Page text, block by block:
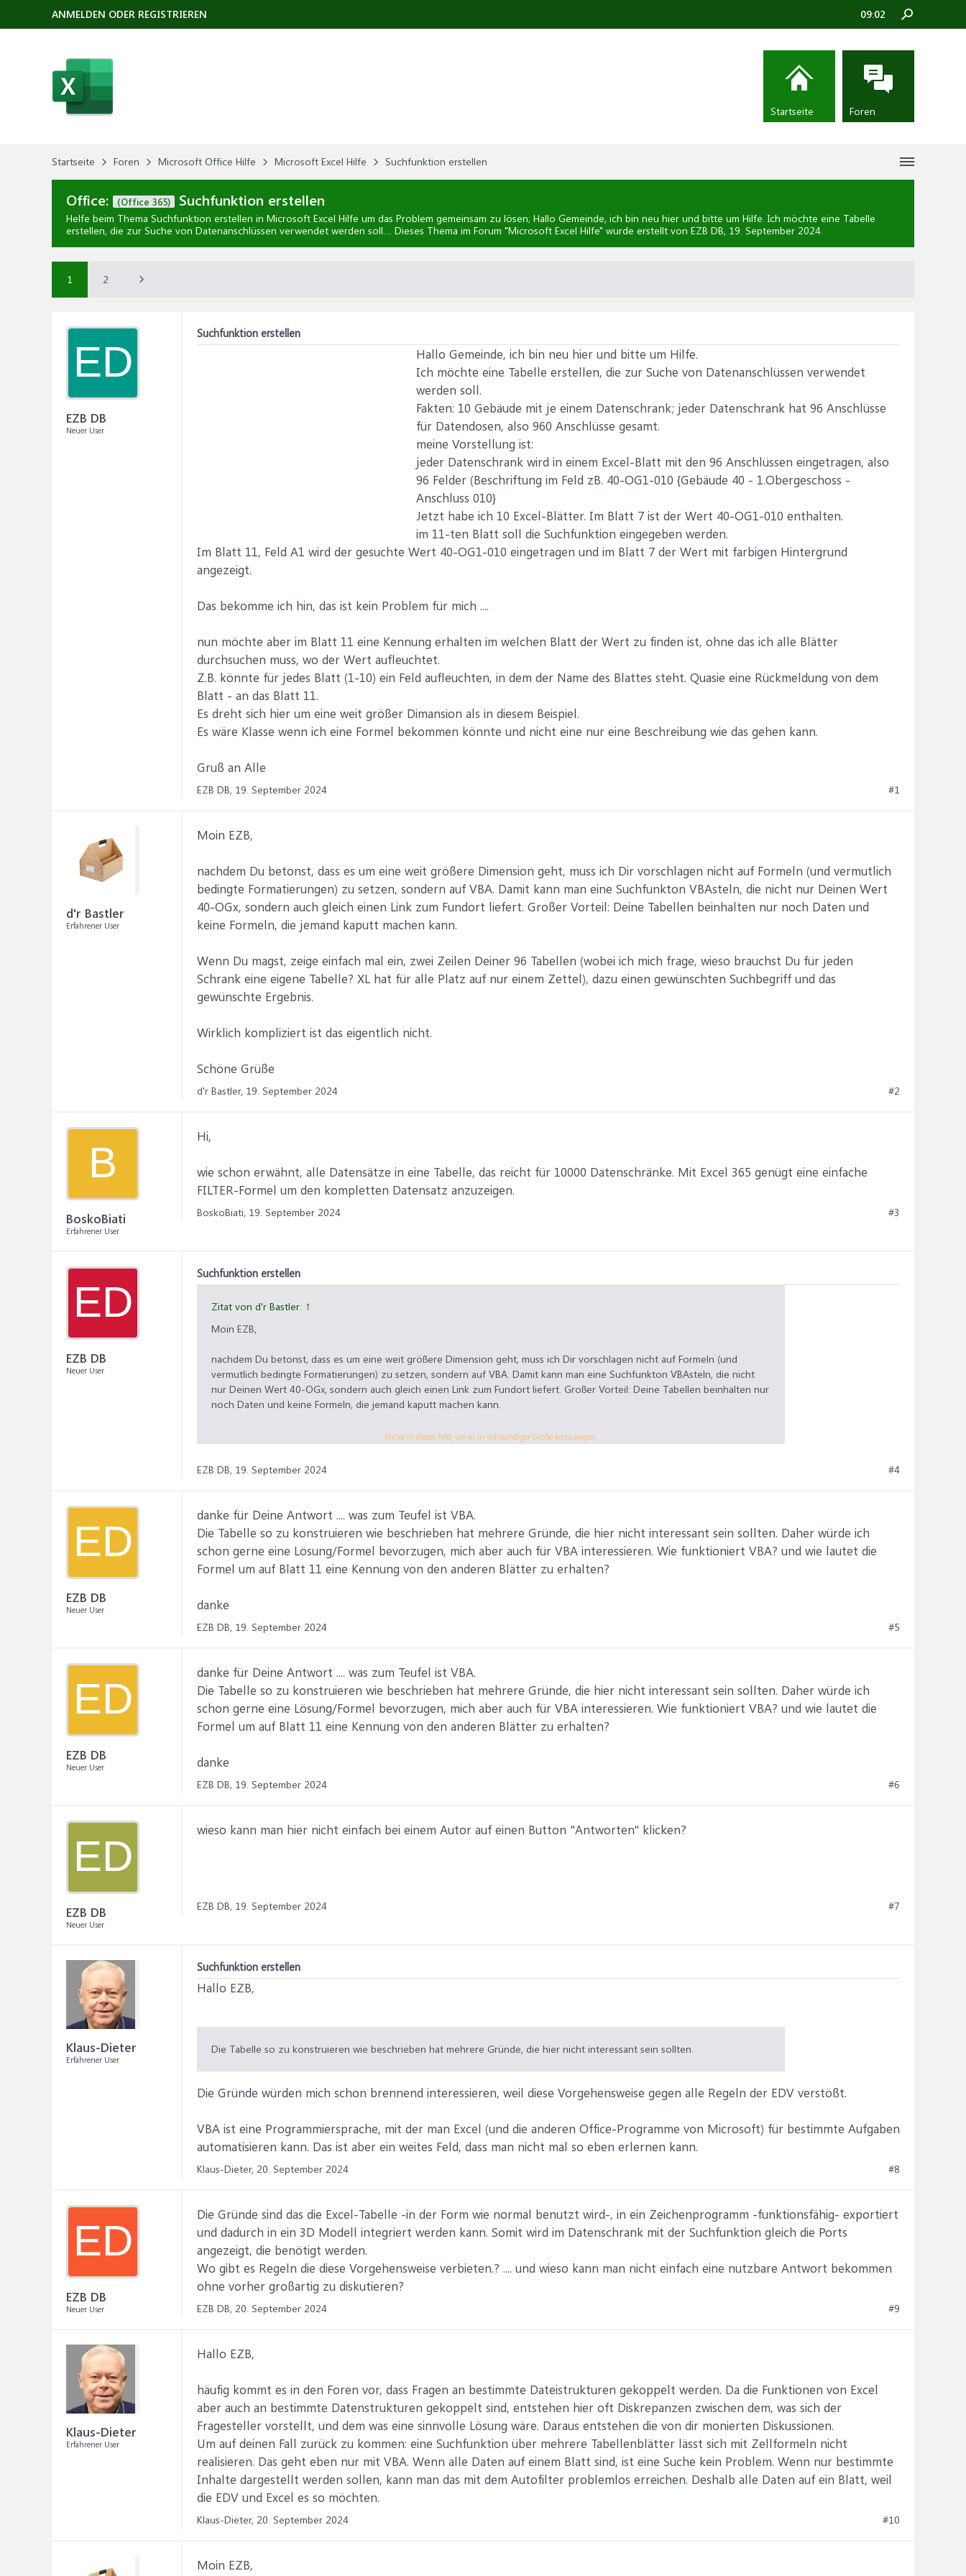
Startseite Foren Microsoft Office Hilfe Microsoft Excel Hilfe Suchfunktion erstellen
Office: (Office 365) Suchfunktion erstellen
Helfe beim Thema Suchfunktion erstellen in Microsoft Excel Hilfe um das Problem gemeinsam zu lösen; Hallo Gemeinde, ich bin neu hier und bitte um Hilfe. Ich möchte eine Tabelle
erstellen, die zur Suche von Datenanschlüssen verwendet werden soll.... Dieses Thema im Forum "Microsoft Excel Hilfe" wurde erstellt von EZB DB, 19. September 2024.
1 2
ED
EZB DB
Neuer User
Suchfunktion erstellen
Hallo Gemeinde, ich bin neu hier und bitte um Hilfe.
Ich möchte eine Tabelle erstellen, die zur Suche von Datenanschlüssen verwendet
werden soll.
Fakten: 10 Gebäude mit je einem Datenschrank; jeder Datenschrank hat 96 Anschlüsse
für Datendosen, also 960 Anschlüsse gesamt.
meine Vorstellung ist:
jeder Datenschrank wird in einem Excel-Blatt mit den 96 Anschlüssen eingetragen, also
96 Felder (Beschriftung im Feld zB. 40-OG1-010 {Gebäude 40 - 1.Obergeschoss -
Anschluss 010}
Jetzt habe ich 10 Excel-Blätter. Im Blatt 7 ist der Wert 40-OG1-010 enthalten.
im 11-ten Blatt soll die Suchfunktion eingegeben werden.
Im Blatt 11, Feld A1 wird der gesuchte Wert 40-OG1-010 eingetragen und im Blatt 7 der Wert mit farbigen Hintergrund
angezeigt.
Das bekomme ich hin, das ist kein Problem für mich ....
nun möchte aber im Blatt 11 eine Kennung erhalten im welchen Blatt der Wert zu finden ist, ohne das ich alle Blätter
durchsuchen muss, wo der Wert aufleuchtet.
Z.B. könnte für jedes Blatt (1-10) ein Feld aufleuchten, in dem der Name des Blattes steht. Quasie eine Rückmeldung von dem
Blatt - an das Blatt 11.
Es dreht sich hier um eine weit größer Dimansion als in diesem Beispiel.
Es wäre Klasse wenn ich eine Formel bekommen könnte und nicht eine nur eine Beschreibung wie das gehen kann.
Gruß an Alle
EZB DB, 19. September 2024 #1
d'r Bastler
Erfahrener User
Moin EZB,
nachdem Du betonst, dass es um eine weit größere Dimension geht, muss ich Dir vorschlagen nicht auf Formeln (und vermutlich
bedingte Formatierungen) zu setzen, sondern auf VBA. Damit kann man eine Suchfunkton VBAsteln, die nicht nur Deinen Wert
40-OGx, sondern auch gleich einen Link zum Fundort liefert. Großer Vorteil: Deine Tabellen beinhalten nur noch Daten und
keine Formeln, die jemand kaputt machen kann.
Wenn Du magst, zeige einfach mal ein, zwei Zeilen Deiner 96 Tabellen (wobei ich mich frage, wieso brauchst Du für jeden
Schrank eine eigene Tabelle? XL hat für alle Platz auf nur einem Zettel), dazu einen gewünschten Suchbegriff und das
gewünschte Ergebnis.
Wirklich kompliziert ist das eigentlich nicht.
Schöne Grüße
d'r Bastler, 19. September 2024 #2
B
BoskoBiati
Erfahrener User
Hi,
wie schon erwähnt, alle Datensätze in eine Tabelle, das reicht für 10000 Datenschränke. Mit Excel 365 genügt eine einfache
FILTER-Formel um den kompletten Datensatz anzuzeigen.
BoskoBiati, 19. September 2024 #3
ED
EZB DB
Neuer User
Suchfunktion erstellen
Zitat von d'r Bastler: ↑
Moin EZB,
nachdem Du betonst, dass es um eine weit größere Dimension geht, muss ich Dir vorschlagen nicht auf Formeln (und
vermutlich bedingte Formatierungen) zu setzen, sondern auf VBA. Damit kann man eine Suchfunkton VBAsteln, die nicht
nur Deinen Wert 40-OGx, sondern auch gleich einen Link zum Fundort liefert. Großer Vorteil: Deine Tabellen beinhalten nur
noch Daten und keine Formeln, die jemand kaputt machen kann.
Wenn Du magst, zeige einfach mal ein, zwei Zeilen Deiner 96 Tabellen (wobei ich mich frage, wieso brauchst Du für jeden
gewünschte Ergebnis.
Schöne Grüße
Klicke in dieses Feld, um es in vollständiger Größe anzuzeigen.
EZB DB, 19. September 2024 #4
ED
EZB DB
Neuer User
danke für Deine Antwort .... was zum Teufel ist VBA.
Die Tabelle so zu konstruieren wie beschrieben hat mehrere Gründe, die hier nicht interessant sein sollten. Daher würde ich
schon gerne eine Lösung/Formel bevorzugen, mich aber auch für VBA interessieren. Wie funktioniert VBA? und wie lautet die
Formel um auf Blatt 11 eine Kennung von den anderen Blätter zu erhalten?
danke
EZB DB, 19. September 2024 #5
ED
EZB DB
Neuer User
danke für Deine Antwort .... was zum Teufel ist VBA.
Die Tabelle so zu konstruieren wie beschrieben hat mehrere Gründe, die hier nicht interessant sein sollten. Daher würde ich
schon gerne eine Lösung/Formel bevorzugen, mich aber auch für VBA interessieren. Wie funktioniert VBA? und wie lautet die
Formel um auf Blatt 11 eine Kennung von den anderen Blätter zu erhalten?
danke
EZB DB, 19. September 2024 #6
ED
EZB DB
Neuer User
wieso kann man hier nicht einfach bei einem Autor auf einen Button "Antworten" klicken?
EZB DB, 19. September 2024 #7
Klaus-Dieter
Erfahrener User
Suchfunktion erstellen
Hallo EZB,
Die Tabelle so zu konstruieren wie beschrieben hat mehrere Gründe, die hier nicht interessant sein sollten.
Die Gründe würden mich schon brennend interessieren, weil diese Vorgehensweise gegen alle Regeln der EDV verstößt.
VBA ist eine Programmiersprache, mit der man Excel (und die anderen Office-Programme von Microsoft) für bestimmte Aufgaben
automatisieren kann. Das ist aber ein weites Feld, dass man nicht mal so eben erlernen kann.
Klaus-Dieter, 20. September 2024 #8
ED
EZB DB
Neuer User
Die Gründe sind das die Excel-Tabelle -in der Form wie normal benutzt wird-, in ein Zeichenprogramm -funktionsfähig- exportiert
und dadurch in ein 3D Modell integriert werden kann. Somit wird im Datenschrank mit der Suchfunktion gleich die Ports
angezeigt, die benötigt werden.
Wo gibt es Regeln die diese Vorgehensweise verbieten.? .... und wieso kann man nicht einfach eine nutzbare Antwort bekommen
ohne vorher großartig zu diskutieren?
EZB DB, 20. September 2024 #9
Klaus-Dieter
Erfahrener User
Hallo EZB,
häufig kommt es in den Foren vor, dass Fragen an bestimmte Dateistrukturen gekoppelt werden. Da die Funktionen von Excel
aber auch an bestimmte Datenstrukturen gekoppelt sind, entstehen hier oft Diskrepanzen zwischen dem, was sich der
Fragesteller vorstellt, und dem was eine sinnvolle Lösung wäre. Daraus entstehen die von dir monierten Diskussionen.
Um auf deinen Fall zurück zu kommen: eine Suchfunktion über mehrere Tabellenblätter lässt sich mit Zellformeln nicht
realisieren. Das geht eben nur mit VBA. Wenn alle Daten auf einem Blatt sind, ist eine Suche kein Problem. Wenn nur bestimmte
Inhalte dargestellt werden sollen, kann man das mit dem Autofilter problemlos erreichen. Deshalb alle Daten auf ein Blatt, weil
die EDV und Excel es so möchten.
Klaus-Dieter, 20. September 2024 #10
Moin EZB,
ANMELDEN ODER REGISTRIEREN 09:02
Startseite Foren